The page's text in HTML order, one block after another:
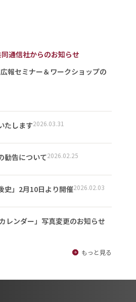
通信社からのお知らせ
報セミナー＆ワークショップの
たします2026.03.31
勧告について2026.02.25
史」2月10日より開催2026.02.03
レンダー」写真変更のお知らせ
もっと見る